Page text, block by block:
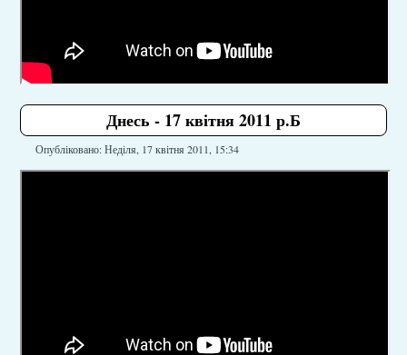
Днесь - 17 квітня 2011 р.Б
Опубліковано: Неділя, 17 квітня 2011, 15:34